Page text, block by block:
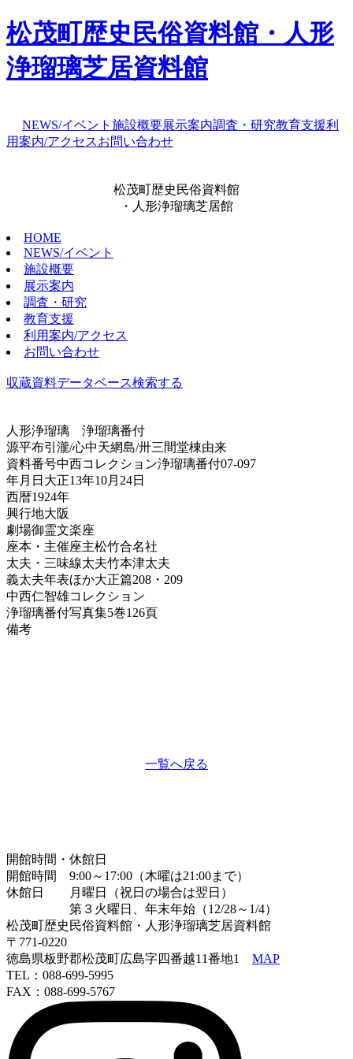
松茂町歴史民俗資料館・人形
浄瑠璃芝居資料館
NEWS/イベント 施設概要展示案内調査・研究教育支援利
用案内/アクセスお問い合わせ
松茂町歴史民俗資料館
・人形浄瑠璃芝居館
HOME
NEWS/イベント
施設概要
展示案内
調査・研究
教育支援
利用案内/アクセス
お問い合わせ
収蔵資料データベース検索する
人形浄瑠璃 浄瑠璃番付
源平布引瀧/心中天網島/卅三間堂棟由来
資料番号中西コレクション浄瑠璃番付07-097
年月日 大正13年10月24日
西暦1924年
興行地大阪
劇場御霊文楽座
座本・主催座主松竹合名社
太夫・三味線太夫竹本津太夫
義太夫年表ほか大正篇208・209
中西仁智雄コレクション
浄瑠璃番付写真集5巻126頁
備考
一覧へ戻る
開館時間・休館日
開館時間 9:00～17:00（木曜は21:00まで）
休館日 月曜日（祝日の場合は翌日）
第３火曜日、年末年始（12/28～1/4）
松茂町歴史民俗資料館・人形浄瑠璃芝居資料館
〒771-0220
徳島県板野郡松茂町広島字四番越11番地1 MAP
TEL：088-699-5995
FAX：088-699-5767